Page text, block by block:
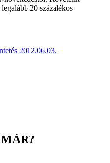
20 százalékos
2012.06.03.